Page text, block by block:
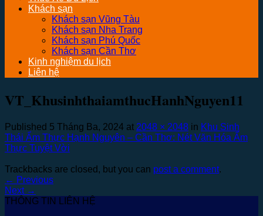
Khách sạn
Khách sạn Vũng Tàu
Khách sạn Nha Trang
Khách sạn Phú Quốc
Khách sạn Cần Thơ
Kinh nghiệm du lịch
Liên hệ
VT_KhusinhthaiamthucHanhNguyen11
Published 5 Tháng Ba, 2024 at 2048 × 2048 in Khu Sinh
Thái Ẩm Thực Hạnh Nguyên – Cần Thơ: Nét Văn Hóa Ẩm
Thực Tuyệt Vời
Trackbacks are closed, but you can post a comment.
← Previous
Next →
THÔNG TIN LIÊN HỆ